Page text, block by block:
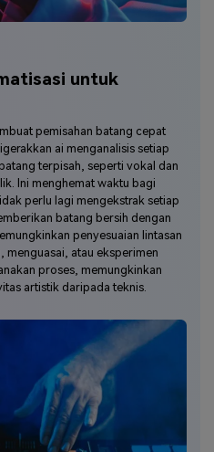
untuk
pemisahan batang cepat
ai menganalisis setiap
terpisah, seperti vokal dan
Ini menghemat waktu bagi
perlu lagi mengekstrak setiap
batang bersih dengan
penyesuaian lintasan
menguasai, atau eksperimen
proses, memungkinkan
artistik daripada teknis.